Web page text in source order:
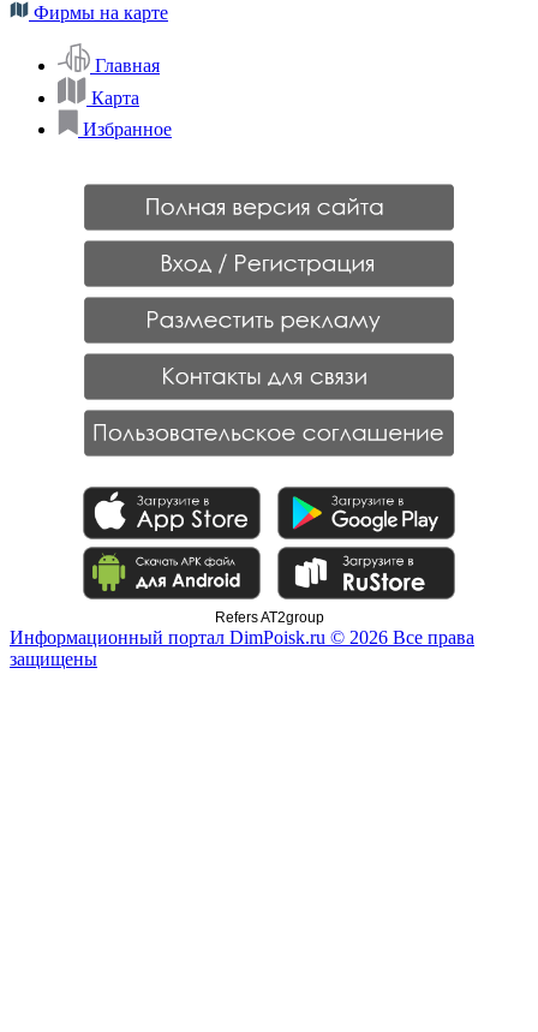
Фирмы на карте
Главная
Карта
Избранное
Refers AT2group
Информационный портал DimPoisk.ru © 2026 Все права
защищены